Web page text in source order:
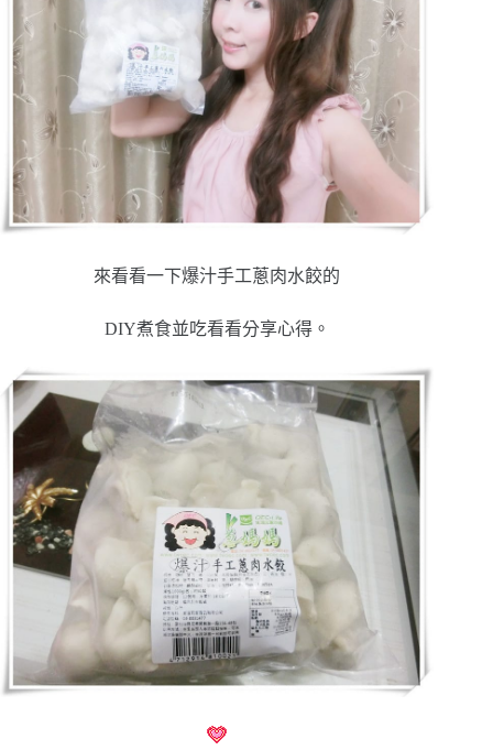
來看看一下爆汁手工蔥肉水餃的
DIY煮食並吃看看分享心得。